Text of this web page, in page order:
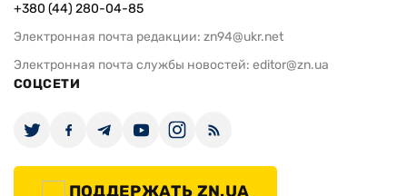
+380 (44) 280-04-85
Электронная почта редакции: zn94@ukr.net
Электронная почта службы новостей: editor@zn.ua
СОЦСЕТИ
ПОДДЕРЖАТЬ ZN.UA